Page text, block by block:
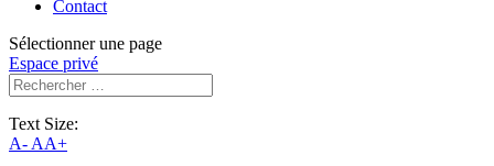
Contact
Sélectionner une page
Espace privé
Text Size:
A- AA+